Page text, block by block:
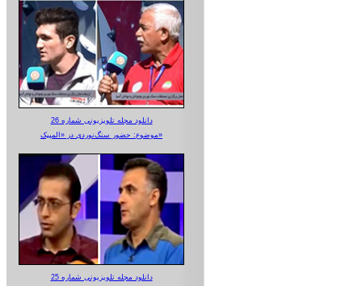
دانلود مجله تلویزیونی شماره 26
موضوع: حضور سنگ‌نوردی در «المپیک»
دانلود مجله تلویزیونی شماره 25